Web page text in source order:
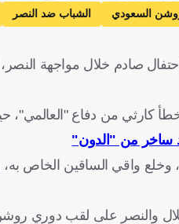
السعودي الشباب ضد النصر
كارثي من دفاع
ساخر من "الدون"
واقي الساقين الخاص
والنصر على لقب دوري